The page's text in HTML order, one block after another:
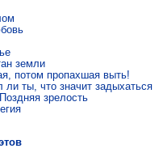
земли
потом пропахшая выть!
ли ты, что значит задыхаться
Поздняя зрелость